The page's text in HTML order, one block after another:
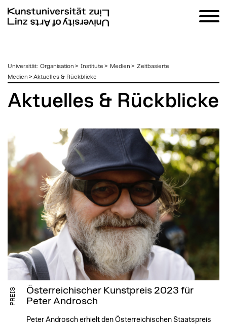
zum
Inhalt
Universität: Organisation > Institute > Medien > Zeitbasierte
Medien > Aktuelles & Rückblicke
Aktuelles & Rückblicke
PREIS
Österreichischer Kunstpreis 2023 für
Peter Androsch
Peter Androsch erhielt den Österreichischen Staatspreis